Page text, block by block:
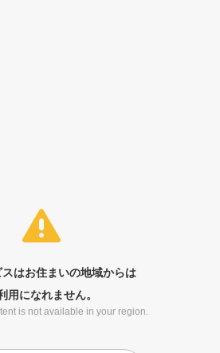
はお住まいの地域からは
用になれません。
is not available in your region.